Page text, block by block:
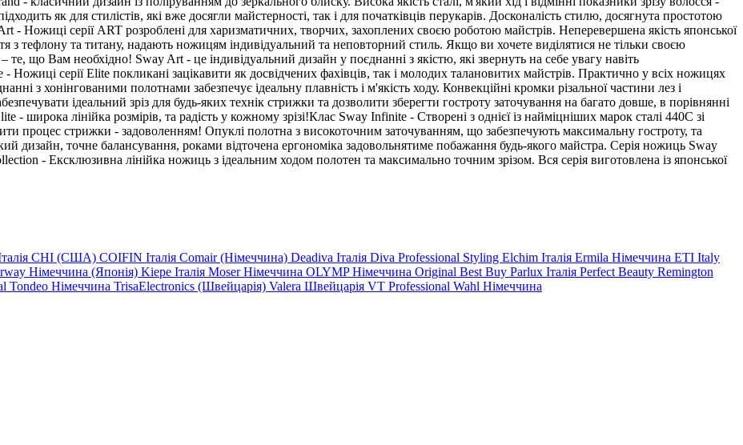
як для стилістів, які вже досягли майстерності, так і для початківців перукарів. Досконалість стилю, досягнута простотою
- Ножиці серії ART розроблені для харизматичних, творчих, захоплених своєю роботою майстрів. Неперевершена якість японської
з тефлону та титану, надають ножицям індивідуальний та неповторний стиль. Якщо ви хочете виділятися не тільки своєю
що Вам необхідно! Sway Art - це індивідуальний дизайн у поєднанні з якістю, які звернуть на себе увагу навіть
серії Elite покликані зацікавити як досвідчених фахівців, так і молодих талановитих майстрів. Практично у всіх ножицях
з хонінгованими полотнами забезпечує ідеальну плавність і м'якість ходу. Конвекційні кромки різальної частини лез і
ідеальний зріз для будь-яких технік стрижки та дозволити зберегти гостроту заточування на багато довше, в порівнянні
широка лінійка розмірів, та радість у кожному зрізі!Клас Sway Infinite - Створені з однієї із найміцніших марок сталі 440С зі
процес стрижки - задоволенням! Опуклі полотна з високоточним заточуванням, що забезпечують максимальну гостроту, та
дизайн, точне балансування, роками відточена ергономіка задовольнятиме побажання будь-якого майстра. Серія ножиць Sway
- Ексклюзивна лінійка ножиць з ідеальним ходом полотен та максимально точним зрізом. Вся серія виготовлена ​​із японської
CHI (США) COIFIN Італія Comair (Німеччина) Deadiva Італія Diva Professional Styling Elchim Італія Ermila Німеччина ETI Italy
Німеччина (Японія) Kiepe Італія Moser Німеччина OLYMP Німеччина Original Best Buy Parlux Італія Perfect Beauty Remington
Tondeo Німеччина TrisaElectronics (Швейцарія) Valera Швейцарія VT Professional Wahl Німеччина